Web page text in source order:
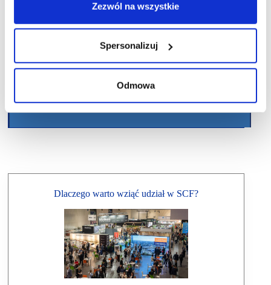
Zezwól na wszystkie
Spersonalizuj
Odmowa
Dlaczego warto wziąć udział w SCF?